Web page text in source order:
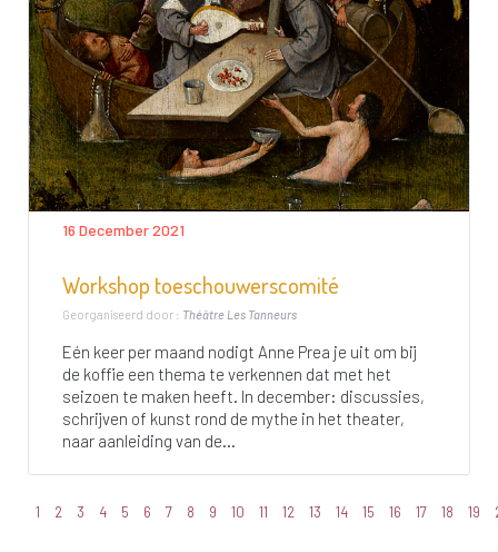
16 December 2021
Workshop toeschouwerscomité
Georganiseerd door : Théâtre Les Tanneurs
Eén keer per maand nodigt Anne Prea je uit om bij
de koffie een thema te verkennen dat met het
seizoen te maken heeft. In december: discussies,
schrijven of kunst rond de mythe in het theater,
naar aanleiding van de...
1 2 3 4 5 6 7 8 9 10 11 12 13 14 15 16 17 18 19